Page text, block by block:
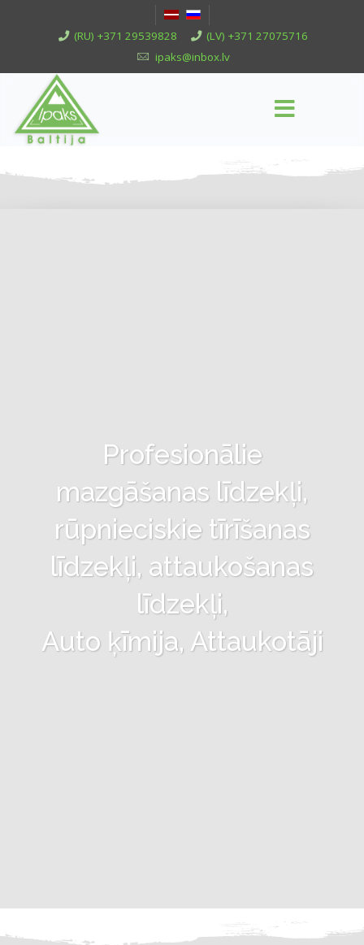
(RU) +371 29539828
(LV) +371 27075716
ipaks@inbox.lv
Profesionālie
mazgāšanas līdzekļi,
rūpnieciskie tīrīšanas
līdzekļi, attaukošanas
līdzekļi,
Auto ķīmija, Attaukotāji